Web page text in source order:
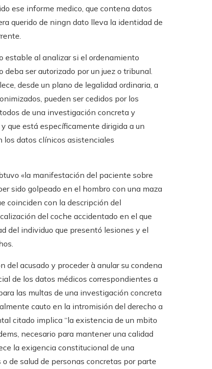
ese informe medico, que contena datos
querido de ningn dato lleva la identidad de
estable al analizar si el ordenamiento
ser autorizado por un juez o tribunal.
desde un plano de legalidad ordinaria, a
pueden ser cedidos por los
de una investigación concreta y
que está específicamente dirigida a un
los datos clínicos asistenciales
«la manifestación del paciente sobre
sido golpeado en el hombro con una maza
coinciden con la descripción del
del coche accidentado en el que
del individuo que presentó lesiones y el
del acusado y proceder à anular su condena
de los datos médicos correspondientes a
las multas de una investigación concreta
cauto en la intromisión del derecho a
citado implica “la existencia de un mbito
necesario para mantener una calidad
la exigencia constitucional de una
de salud de personas concretas por parte